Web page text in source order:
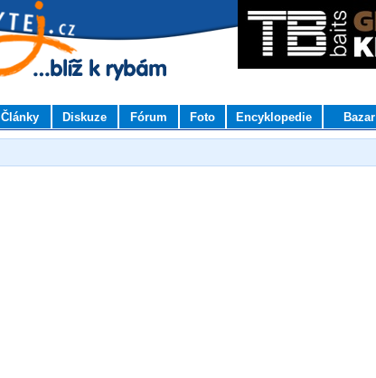
Články Diskuze Fórum Foto Encyklopedie Bazar